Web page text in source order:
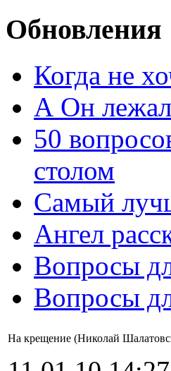
Обновления
Когда не
А Он лежал
50
столом
Самый
Ангел
Вопросы
Вопросы
На крещение (Николай